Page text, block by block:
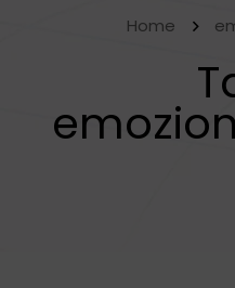
Home